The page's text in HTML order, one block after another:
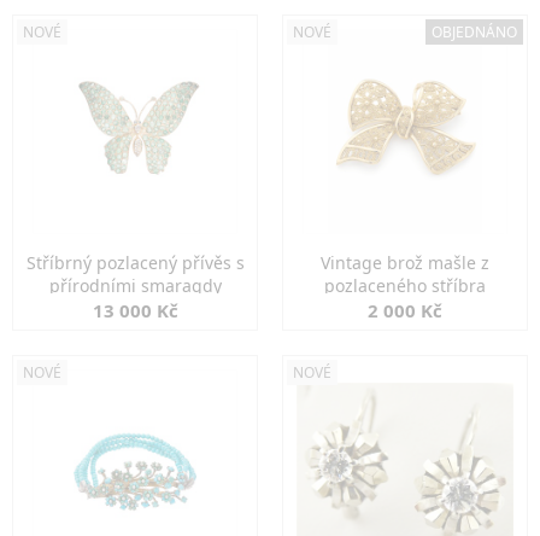
NOVÉ
Stříbrný pozlacený přívěs s
přírodními smaragdy
13 000 Kč
NOVÉ OBJEDNÁNO
Vintage brož mašle z
pozlaceného stříbra
2 000 Kč
NOVÉ NOVÉ